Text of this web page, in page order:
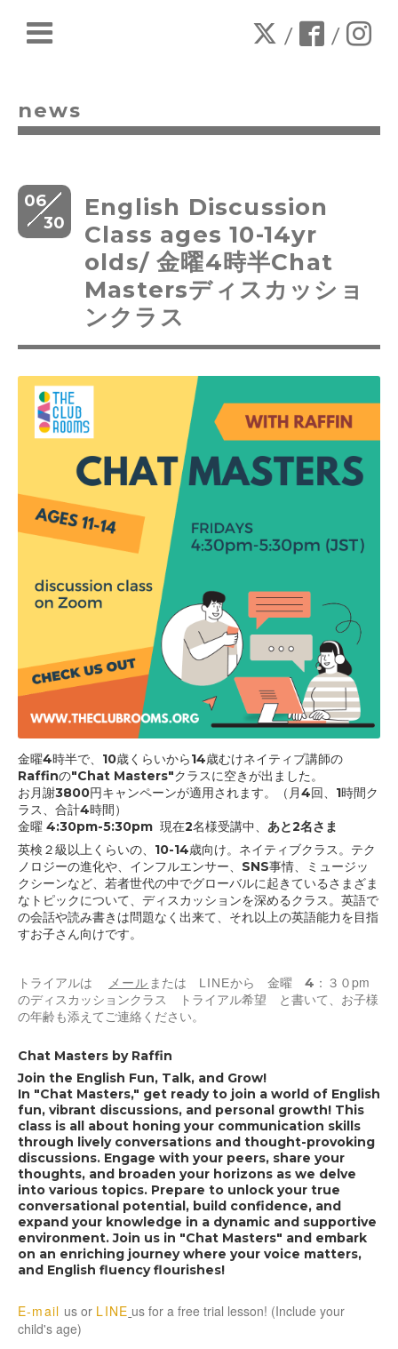
/ /
news
06
30
English Discussion
Class ages 10-14yr
olds/ 金曜4時半Chat
Mastersディスカッショ
ンクラス
金曜4時半で、10歳くらいから14歳むけネイティブ講師の
Raffinの"Chat Masters"クラスに空きが出ました。
お月謝3800円キャンペーンが適用されます。（月4回、1時間ク
ラス、合計4時間）
金曜 4:30pm-5:30pm 現在2名様受講中、 あと2名さま
英検２級以上くらいの、10-14歳向け。ネイティブクラス。テク
ノロジーの進化や、インフルエンサー、SNS事情、ミュージッ
クシーンなど、若者世代の中でグローバルに起きているさまざま
なトピックについて、ディスカッションを深めるクラス。英語で
の会話や読み書きは問題なく出来て、それ以上の英語能力を目指
すお子さん向けです。
トライアルは メール または LINEから 金曜 4：３０pm
のディスカッションクラス トライアル希望 と書いて、お子様
の年齢も添えてご連絡ください。
Chat Masters by Raffin
Join the English Fun, Talk, and Grow!
In "Chat Masters," get ready to join a world of English
fun, vibrant discussions, and personal growth! This
class is all about honing your communication skills
through lively conversations and thought-provoking
discussions. Engage with your peers, share your
thoughts, and broaden your horizons as we delve
into various topics. Prepare to unlock your true
conversational potential, build confidence, and
expand your knowledge in a dynamic and supportive
environment. Join us in "Chat Masters" and embark
on an enriching journey where your voice matters,
and English fluency flourishes!
E-mail us or LINE us for a free trial lesson! (Include your
child's age)